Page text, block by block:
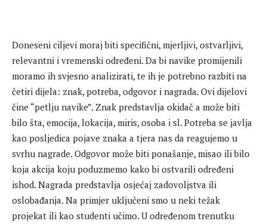
Doneseni ciljevi moraj biti specifični, mjerljivi, ostvarljivi,
relevantni i vremenski određeni. Da bi navike promijenili
moramo ih svjesno analizirati, te ih je potrebno razbiti na
četiri dijela: znak, potreba, odgovor i nagrada. Ovi dijelovi
čine “petlju navike”. Znak predstavlja okidač a može biti
bilo šta, emocija, lokacija, miris, osoba i sl. Potreba se javlja
kao posljedica pojave znaka a tjera nas da reagujemo u
svrhu nagrade. Odgovor može biti ponašanje, misao ili bilo
koja akcija koju poduzmemo kako bi ostvarili određeni
ishod. Nagrada predstavlja osjećaj zadovoljstva ili
oslobađanja. Na primjer uključeni smo u neki težak
projekat ili kao studenti učimo. U određenom trenutku